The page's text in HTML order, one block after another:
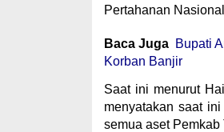
Pertahanan
Baca Juga
Bupati
Korban Banjir
Saat ini menurut
menyatakan saat
semua aset Pemkab